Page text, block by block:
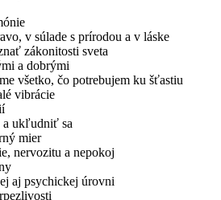
v súlade s prírodou a v láske
zákonitosti sveta
a dobrými
všetko, čo potrebujem ku šťastiu
vibrácie
a ukľudniť sa
mier
nervozitu a nepokoj
aj psychickej úrovni